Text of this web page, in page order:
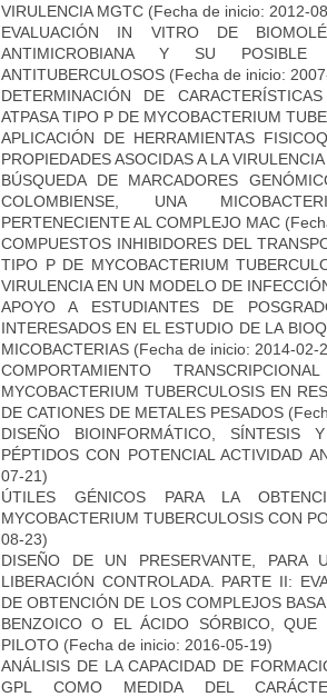
VIRULENCIA MGTC (Fecha de inicio: 2012-
EVALUACIÓN IN VITRO DE
ANTIMICROBIANA Y SU POSIBLE
ANTITUBERCULOSOS (Fecha de inicio:
DETERMINACIÓN DE
ATPASA TIPO P DE MYCOBACTERIUM
APLICACIÓN DE HERRAMIENTAS
PROPIEDADES ASOCIDAS A LA
BÚSQUEDA DE MARCADORES
COLOMBIENSE, UNA
PERTENECIENTE AL COMPLEJO MAC
COMPUESTOS INHIBIDORES DEL
TIPO P DE MYCOBACTERIUM
VIRULENCIA EN UN MODELO DE
APOYO A ESTUDIANTES DE
INTERESADOS EN EL ESTUDIO DE LA
MICOBACTERIAS (Fecha de inicio: 2014-02-
COMPORTAMIENTO
MYCOBACTERIUM TUBERCULOSIS EN
DE CATIONES DE METALES PESADOS
DISEÑO BIOINFORMÁTICO,
PÉPTIDOS CON POTENCIAL ACTIVIDAD
07-21)
ÚTILES GÉNICOS PARA LA
MYCOBACTERIUM TUBERCULOSIS CON
08-23)
DISEÑO DE UN PRESERVANTE, PARA
LIBERACIÓN CONTROLADA. PARTE II:
DE OBTENCIÓN DE LOS COMPLEJOS
BENZOICO O EL ÁCIDO SÓRBICO, QUE
PILOTO (Fecha de inicio: 2016-05-19)
ANÁLISIS DE LA CAPACIDAD DE
GPL COMO MEDIDA DEL